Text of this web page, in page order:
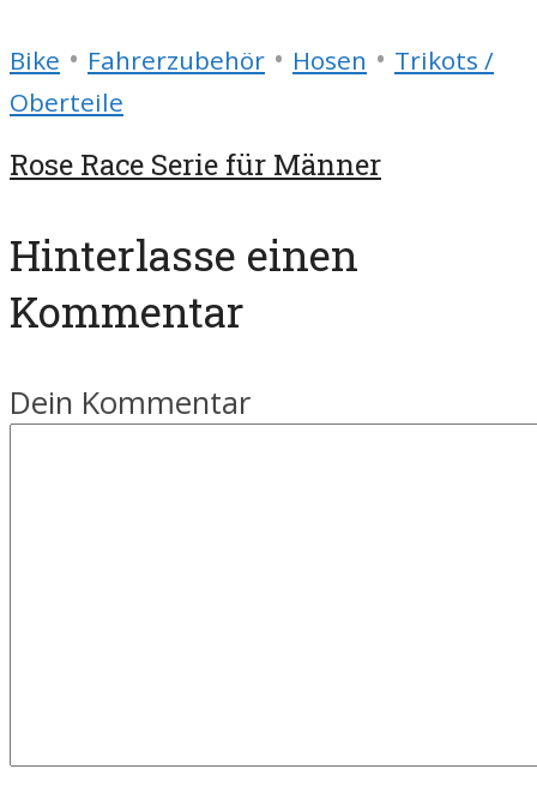
Bike • Fahrerzubehör • Hosen • Trikots /
Oberteile
Rose Race Serie für Männer
Hinterlasse einen
Kommentar
Dein Kommentar